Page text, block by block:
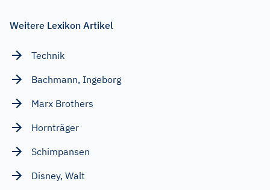
Weitere Lexikon Artikel
Technik
Bachmann, Ingeborg
Marx Brothers
Hornträger
Schimpansen
Disney, Walt